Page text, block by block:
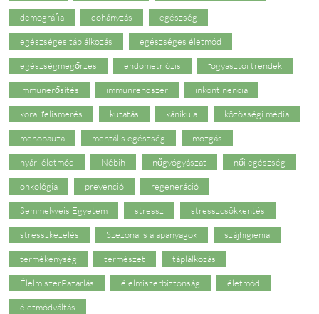
demográfia dohányzás egészség
egészséges táplálkozás egészséges életmód
egészségmegőrzés endometriózis fogyasztói trendek
immunerősítés immunrendszer inkontinencia
korai felismerés kutatás kánikula közösségi média
menopauza mentális egészség mozgás
nyári életmód Nébih nőgyógyászat női egészség
onkológia prevenció regeneráció
Semmelweis Egyetem stressz stresszcsökkentés
stresszkezelés Szezonális alapanyagok szájhigiénia
termékenység természet táplálkozás
ÉlelmiszerPazarlás élelmiszerbiztonság életmód
életmódváltás